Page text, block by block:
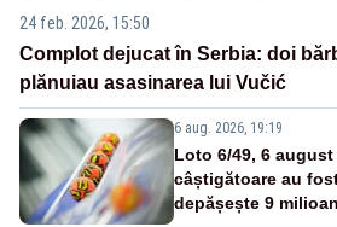
24 feb. 2026, 15:50
Complot dejucat în Serbia: doi
plănuiau asasinarea lui Vučić
6 aug. 2026, 19:19
Loto 6/49, 6 august
câștigătoare au
depășește 9